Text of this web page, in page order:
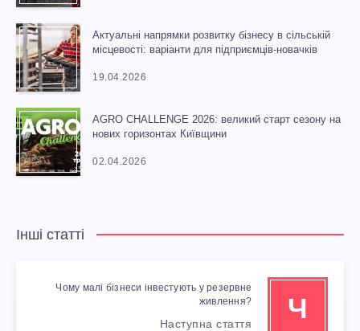
Актуальні напрямки розвитку бізнесу в сільській
місцевості: варіанти для підприємців-новачків
19.04.2026
AGRO CHALLENGE 2026: великий старт сезону на
нових горизонтах Київщини
02.04.2026
Інші статті
Ч
Чому малі бізнеси інвестують у резервне
живлення?
Наступна стаття